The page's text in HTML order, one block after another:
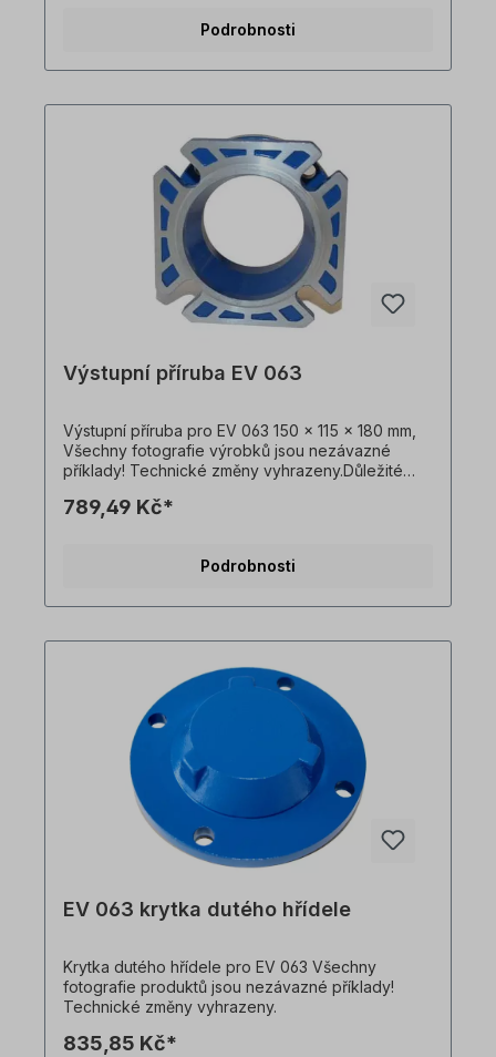
Vrácení zboží ani zrušení objednávky není
ilustrativní. Technické specifikace se mohou
Podrobnosti
Výstupní příruba EV 063
Výstupní příruba pro EV 063 150 x 115 x 180 mm,
Všechny fotografie výrobků jsou nezávazné
příklady! Technické změny vyhrazeny.Důležité
zakázku. Vrácení zboží ani zrušení objednávky
789,49 Kč*
Podrobnosti
EV 063 krytka dutého hřídele
Krytka dutého hřídele pro EV 063 Všechny
fotografie produktů jsou nezávazné příklady!
Technické změny vyhrazeny.
835,85 Kč*